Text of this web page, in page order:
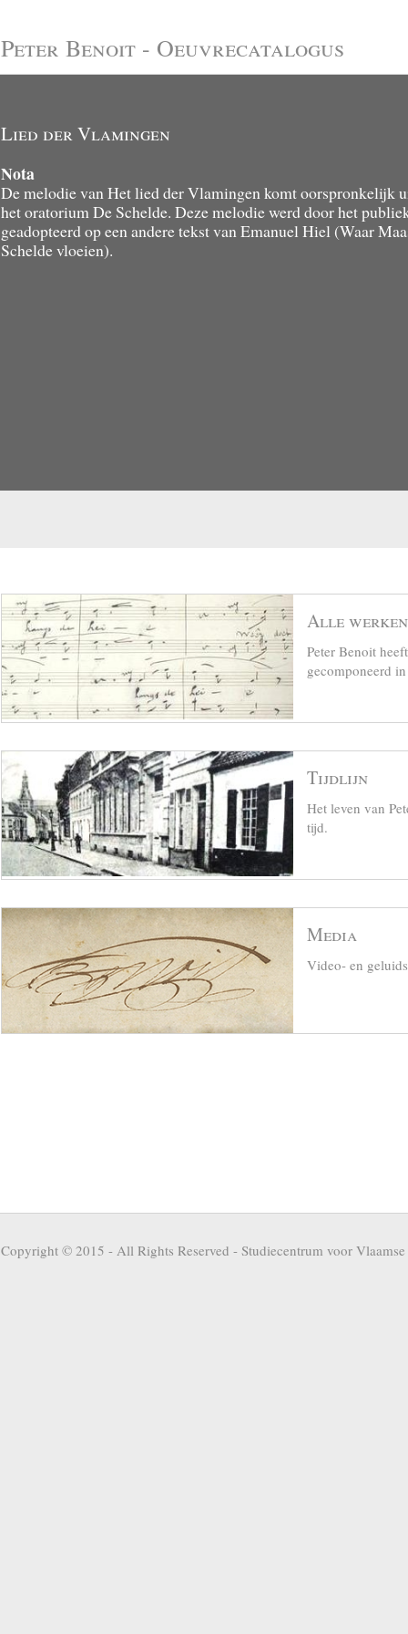
Peter Benoit - Oeuvrecatalogus
Lied der Vlamingen
Nota
De melodie van Het lied der Vlamingen komt oorspronkelijk
het oratorium De Schelde. Deze melodie werd door het
geadopteerd op een andere tekst van Emanuel Hiel (Waar
Schelde vloeien).
Alle werken
Peter Benoit
gecomponeerd
Tijdlijn
Het leven van
tijd.
Media
Video- en
Copyright © 2015 - All Rights Reserved - Studiecentrum voor